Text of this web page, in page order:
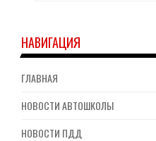
НАВИГАЦИЯ
ГЛАВНАЯ
НОВОСТИ АВТОШКОЛЫ
НОВОСТИ ПДД